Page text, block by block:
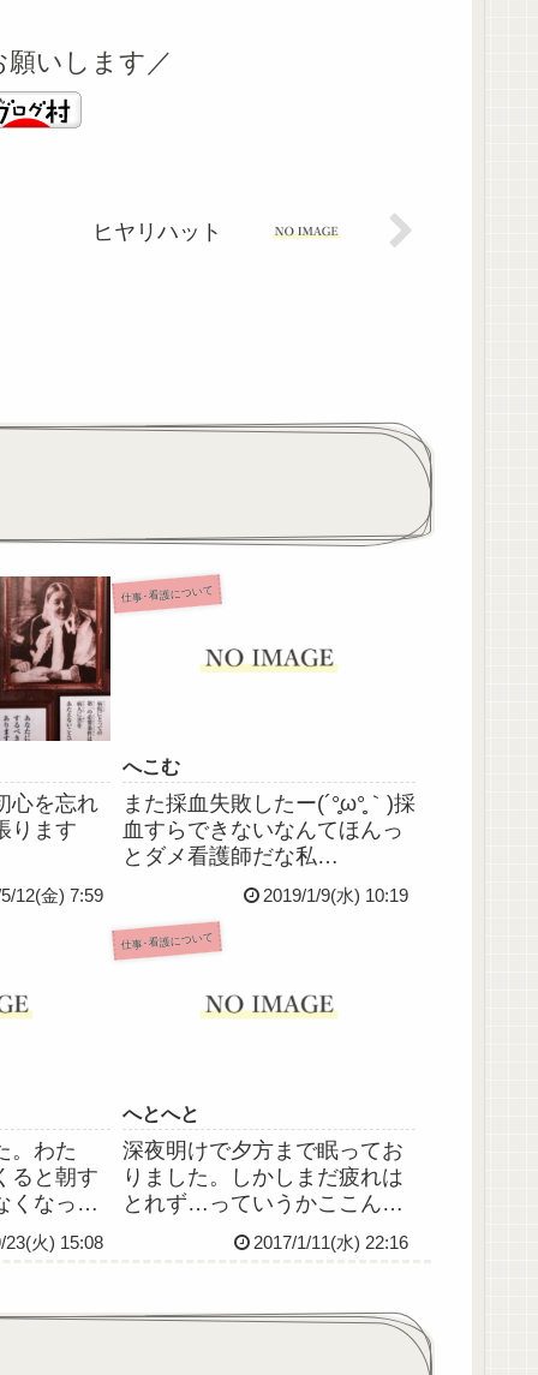
いします／
ヒヤリハット
心を忘れ
ります
12(金) 7:59
仕事･看護について
へこむ
また採血失敗したー(´°̥̥ω°̥̥｀)採
血すらできないなんてほんっ
とダメ看護師だな私
は！！！！逆血確認できたの
にスピッツ接続してもひけな
いの謎なんだけど何故？！ほ
んとへこむんですけど…でも
平和な深夜だったからよかっ
た。今晩もだからこのまま...
2019/1/9(水) 10:19
。わた
ると朝す
くなって
か起き
夫ｶﾅｰ？
23(火) 15:08
仕事･看護について
へとへと
深夜明けで夕方まで眠ってお
りました。しかしまだ疲れは
とれず…っていうかここんと
こずっと疲れた疲れたとしか
書いてませんがほんとに疲れ
初の2連深夜勤、なんとか乗り
切りました。体力的にはまぁ
2017/1/11(水) 22:16